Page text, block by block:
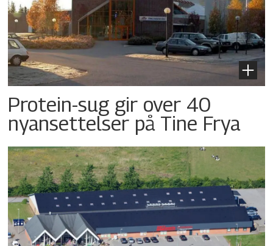
Protein-sug gir over 40
nyansettelser på Tine Frya